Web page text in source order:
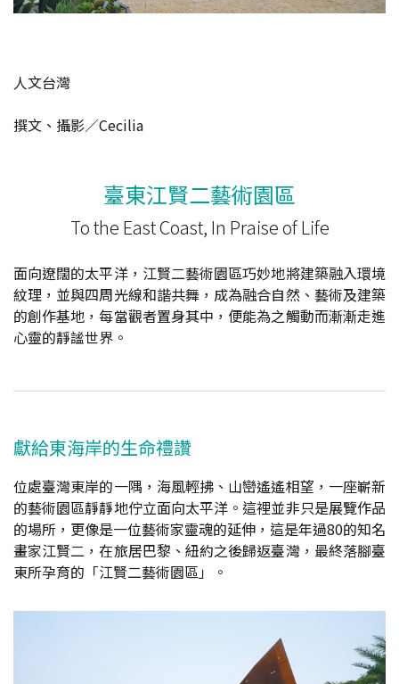
人文台灣
撰文、攝影／Cecilia
臺東江賢二藝術園區
To the East Coast, In Praise of Life
面向遼闊的太平洋，江賢二藝術園區巧妙地將建築融入環境
紋理，並與四周光線和諧共舞，成為融合自然、藝術及建築
的創作基地，每當觀者置身其中，便能為之觸動而漸漸走進
心靈的靜謐世界。
獻給東海岸的生命禮讚
位處臺灣東岸的一隅，海風輕拂、山巒遙遙相望，一座嶄新
的藝術園區靜靜地佇立面向太平洋。這裡並非只是展覽作品
的場所，更像是一位藝術家靈魂的延伸，這是年過80的知名
畫家江賢二，在旅居巴黎、紐約之後歸返臺灣，最終落腳臺
東所孕育的「江賢二藝術園區」。